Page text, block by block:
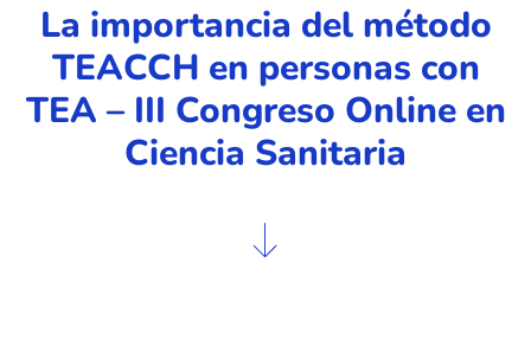
La importancia del método
TEACCH en personas con
TEA – III Congreso Online en
Ciencia Sanitaria